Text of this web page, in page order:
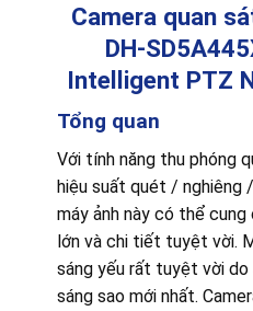
Camera quan
DH-
Intelligent PTZ
Tổng quan
Với tính năng thu phóng
hiệu suất quét / nghiêng
máy ảnh này có thể
lớn và chi tiết tuyệt vời.
sáng yếu rất tuyệt vời do
sáng sao mới nhất.